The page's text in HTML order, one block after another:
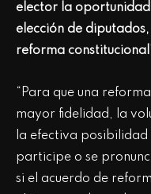
elector la
elección de
reforma
“Para que una
mayor fidelidad, la
la efectiva
participe o se
si el acuerdo de